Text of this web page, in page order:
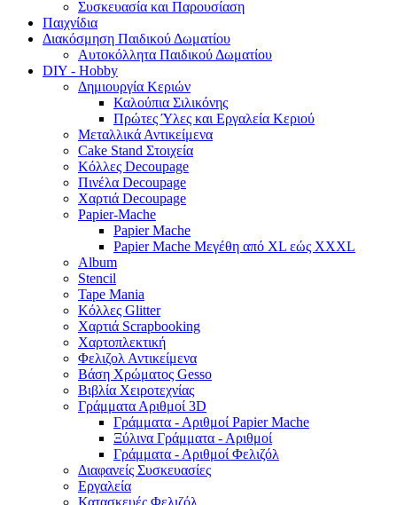
Συσκευασία και Παρουσίαση
Παιχνίδια
Διακόσμηση Παιδικού Δωματίου
Αυτοκόλλητα Παιδικού Δωματίου
DIY - Hobby
Δημιουργία Κεριών
Καλούπια Σιλικόνης
Πρώτες Ύλες και Εργαλεία Κεριού
Μεταλλικά Αντικείμενα
Cake Stand Στοιχεία
Κόλλες Decoupage
Πινέλα Decoupage
Χαρτιά Decoupage
Papier-Mache
Papier Mache
Papier Mache Μεγέθη από XL εώς XXXL
Album
Stencil
Tape Mania
Κόλλες Glitter
Χαρτιά Scrapbooking
Χαρτοπλεκτική
Φελιζολ Αντικείμενα
Βάση Χρώματος Gesso
Βιβλία Χειροτεχνίας
Γράμματα Αριθμοί 3D
Γράμματα - Αριθμοί Papier Mache
Ξύλινα Γράμματα - Αριθμοί
Γράμματα - Αριθμοί Φελιζόλ
Διαφανείς Συσκευασίες
Εργαλεία
Κατασκευές Φελιζόλ